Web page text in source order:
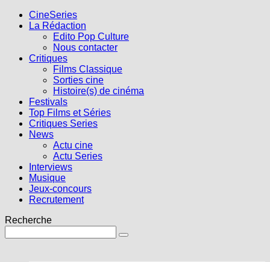
CineSeries
La Rédaction
Edito Pop Culture
Nous contacter
Critiques
Films Classique
Sorties cine
Histoire(s) de cinéma
Festivals
Top Films et Séries
Critiques Series
News
Actu cine
Actu Series
Interviews
Musique
Jeux-concours
Recrutement
Recherche